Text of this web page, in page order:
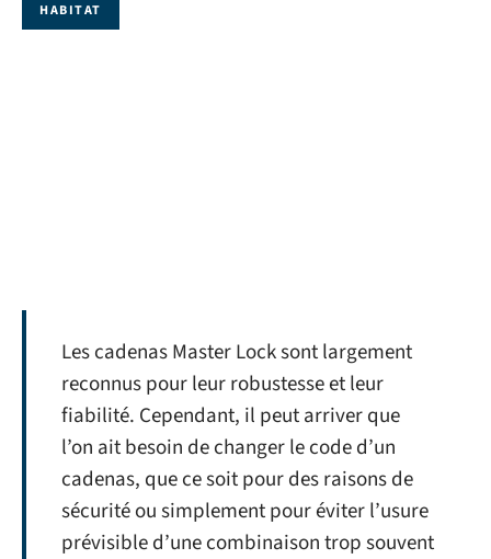
HABITAT
Les cadenas Master Lock sont largement
reconnus pour leur robustesse et leur
fiabilité. Cependant, il peut arriver que
l’on ait besoin de changer le code d’un
cadenas, que ce soit pour des raisons de
sécurité ou simplement pour éviter l’usure
prévisible d’une combinaison trop souvent